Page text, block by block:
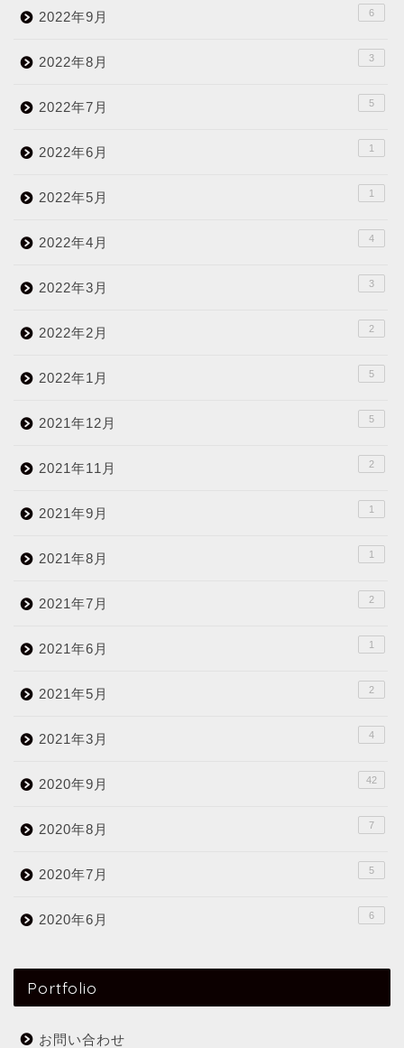
2022年9月 6
2022年8月 3
2022年7月 5
2022年6月 1
2022年5月 1
2022年4月 4
2022年3月 3
2022年2月 2
2022年1月 5
2021年12月 5
2021年11月 2
2021年9月 1
2021年8月 1
2021年7月 2
2021年6月 1
2021年5月 2
2021年3月 4
2020年9月 42
2020年8月 7
2020年7月 5
2020年6月 6
Portfolio
お問い合わせ